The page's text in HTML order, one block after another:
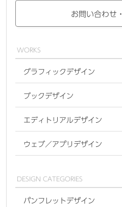
お問い合わせ・
WORKS
グラフィックデザイン
ブックデザイン
エディトリアルデザイン
ウェブ／アプリデザイン
DESIGN CATEGORIES
パンフレットデザイン